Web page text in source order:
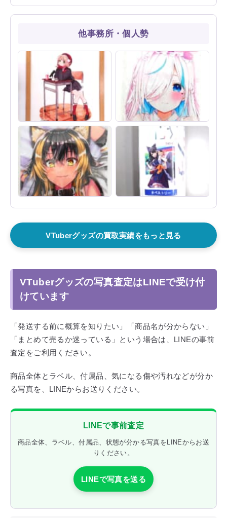
ぽっ！ 兎咲ミミ 誕生日2022
グッズ限定ポスカを買取しま
ト】
他事務所・個人勢
イラストレーター兼VTuber
しぐれうい F：NEX限定・完
全受注生産 プリモアート 買
取いたしました！
ろうか イラスト VTuber イル
＝フローラ 抱き枕カバーを買
取しました！
だきました！
VTuberグッズの買取実績をもっと見る
VTuberグッズの写真査定はLINEで受け付
けています
「発送する前に概算を知りたい」「商品名が分からない」
「まとめて売るか迷っている」という場合は、LINEの事前
査定をご利用ください。
商品全体とラベル、付属品、気になる傷や汚れなどが分か
る写真を、LINEからお送りください。
LINEで事前査定
商品全体、ラベル、付属品、状態が分かる写真をLINEからお送
りください。
LINEで写真を送る